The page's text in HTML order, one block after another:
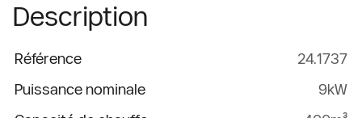
Description
Référence
24.1737
Puissance nominale
9kW